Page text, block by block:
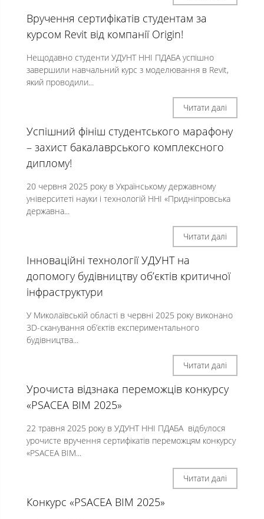
Вручення сертифікатів студентам за
курсом Revit від компанії Origin!
Нещодавно студенти УДУНТ ННІ ПДАБА успішно
завершили навчальний курс з моделювання в Revit,
який проводили...
Читати далі
Успішний фініш студентського марафону
– захист бакалаврського комплексного
диплому!
20 червня 2025 року в Українському державному
університеті науки і технологій ННІ «Придніпровська
державна...
Читати далі
Інноваційні технології УДУНТ на
допомогу будівництву об’єктів критичної
інфраструктури
У Миколаївській області в червні 2025 року виконано
3D-сканування об’єктів експериментального
будівництва...
Читати далі
Урочиста відзнака переможців конкурсу
«PSACEA BIM 2025»
22 травня 2025 року в УДУНТ ННІ ПДАБА відбулося
урочисте вручення сертифікатів переможцям конкурсу
«PSACEA BIM...
Читати далі
Конкурс «PSACEA BIM 2025»